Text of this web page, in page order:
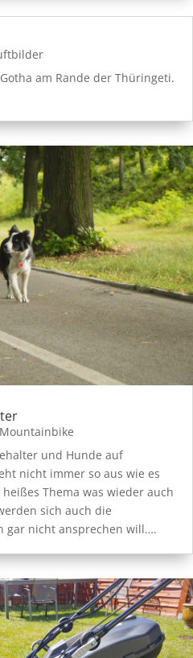
am Rande der Thüringeti.
Mountainbike
und Hunde auf
nicht immer so aus wie es
Thema was wieder auch
sich auch die
gar nicht ansprechen will….